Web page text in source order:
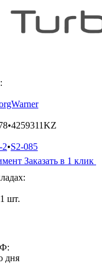
•4259311KZ
2•S2-085
Заказать в 1 клик
1 шт.
дня